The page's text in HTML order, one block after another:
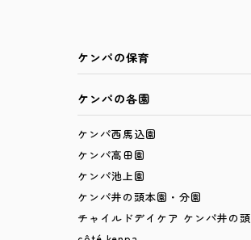
ケンパの保育
ケンパの各園
ケンパ西馬込園
ケンパ高田園
ケンパ池上園
ケンパ井の頭本園・分園
チャイルドデイケア ケンパ井の頭